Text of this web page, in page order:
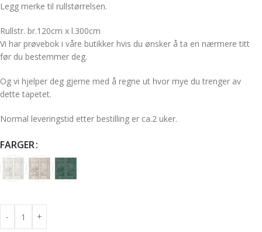
Legg merke til rullstørrelsen.
Rullstr. br.120cm x l.300cm
Vi har prøvebok i våre butikker hvis du ønsker å ta en nærmere titt
før du bestemmer deg.
Og vi hjelper deg gjerne med å regne ut hvor mye du trenger av
dette tapetet.
Normal leveringstid etter bestilling er ca.2 uker.
FARGER